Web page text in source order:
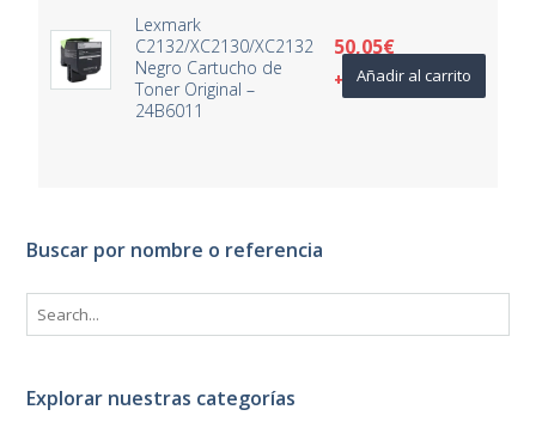
Lexmark
C2132/XC2130/XC2132
Negro Cartucho de
Toner Original –
24B6011
50,05€
+ IVAAñadir al carrito
Buscar por nombre o referencia
Explorar nuestras categorías